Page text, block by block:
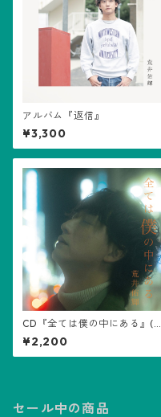
アルバム『返信』
¥3,300
CD『全ては僕の中にある』(荒
井佑輝)
¥2,200
セール中の商品